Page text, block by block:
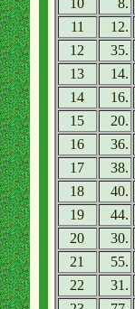
10
8.
11
12.
12
35.
13
14.
14
16.
15
20.
16
36.
17
38.
18
40.
19
44.
20
30.
21
55.
22
31.